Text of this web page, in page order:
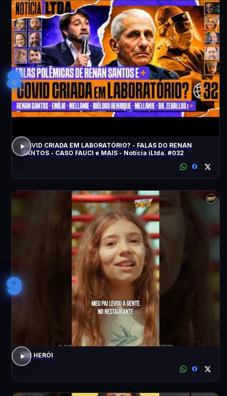
8
COVID CRIADA EM LABORATÓRIO? - FALAS DO RENAN
SANTOS - CASO FAUCI e MAIS - Notícia iLtda. #032
9
PAI HERÓI